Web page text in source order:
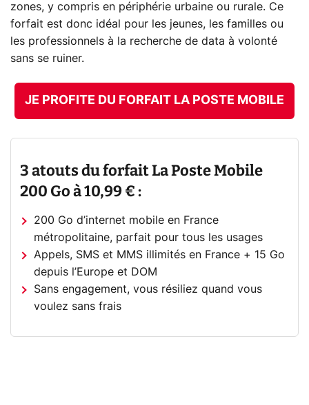
zones, y compris en périphérie urbaine ou rurale. Ce
forfait est donc idéal pour les jeunes, les familles ou
les professionnels à la recherche de data à volonté
sans se ruiner.
JE PROFITE DU FORFAIT LA POSTE MOBILE
3 atouts du forfait La Poste Mobile
200 Go à 10,99 € :
200 Go d’internet mobile en France
métropolitaine, parfait pour tous les usages
Appels, SMS et MMS illimités en France + 15 Go
depuis l’Europe et DOM
Sans engagement, vous résiliez quand vous
voulez sans frais